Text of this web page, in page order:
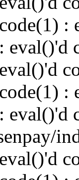
:
eval()'d
:
eval()'d